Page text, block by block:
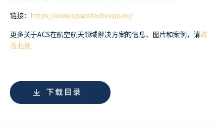
链接： https://www.spacetechexpo.eu/
更多关于ACS在航空航天领域解决方案的信息、图片和案例，请点
击此处
下载目录